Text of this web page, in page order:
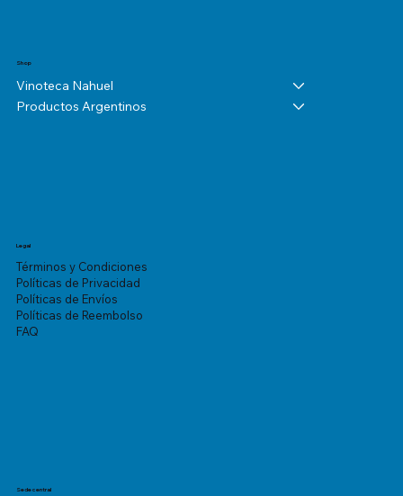
Shop
Vinoteca Nahuel
Productos Argentinos
Legal
Términos y Condiciones
Políticas de Privacidad
Políticas de Envíos
Políticas de Reembolso
FAQ
Sede central